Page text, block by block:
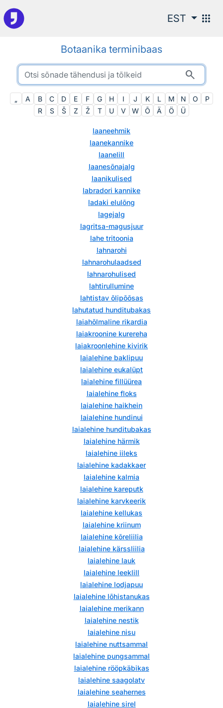
Otsingu juurde
EST apps
Botaanika terminibaas
search
„ A B C D E F G H I J K L M N O
P
R
S Š Z Ž T U V W Õ Ä Ö Ü
laaneehmik
laanekannike
laanelill
laanesõnajalg
laanikulised
labradori kannike
ladaki elulõng
lagejalg
lagritsa-magusjuur
lahe tritoonia
lahnarohi
lahnarohulaadsed
lahnarohulised
lahtirullumine
lahtistav õlipõõsas
lahutatud hunditubakas
laiahõlmaline rikardia
laiakroonine kurereha
laiakroonlehine kivirik
laialehine baklipuu
laialehine eukalüpt
laialehine fillüürea
laialehine floks
laialehine haikhein
laialehine hundinui
laialehine hunditubakas
laialehine härmik
laialehine iileks
laialehine kadakkaer
laialehine kalmia
laialehine kareputk
laialehine karvkeerik
laialehine kellukas
laialehine kriinum
laialehine kõreliilia
laialehine kärssliilia
laialehine lauk
laialehine leeklill
laialehine lodjapuu
laialehine lõhistanukas
laialehine merikann
laialehine nestik
laialehine nisu
laialehine nuttsammal
laialehine pungsammal
laialehine rööpkäbikas
laialehine saagolatv
laialehine seahernes
laialehine sirel